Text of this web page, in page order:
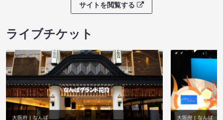
サイトを閲覧する
ライブチケット